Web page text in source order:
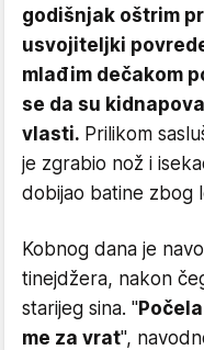
godišnjak oštrim
usvojiteljki
mlađim dečakom
se da su
vlasti. Prilikom
je zgrabio nož i
dobijao batine zbog
Kobnog dana je
tinejdžera, nakon
starijeg sina. "
me za vrat",